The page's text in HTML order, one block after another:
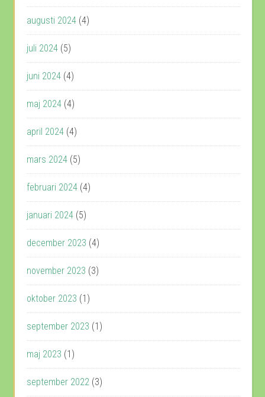
augusti 2024 (4)
juli 2024 (5)
juni 2024 (4)
maj 2024 (4)
april 2024 (4)
mars 2024 (5)
februari 2024 (4)
januari 2024 (5)
december 2023 (4)
november 2023 (3)
oktober 2023 (1)
september 2023 (1)
maj 2023 (1)
september 2022 (3)